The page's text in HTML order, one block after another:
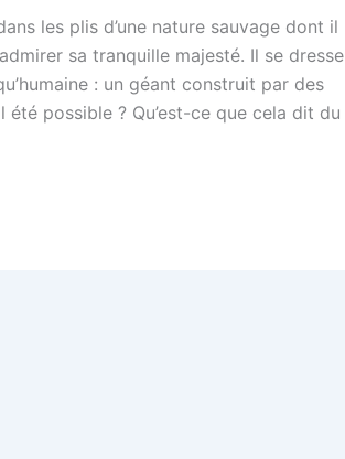
les plis d’une nature sauvage dont il
sa tranquille majesté. Il se dresse
: un géant construit par des
possible ? Qu’est-ce que cela dit du